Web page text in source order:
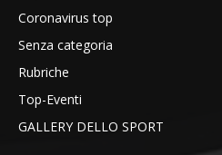
Coronavirus top
Senza categoria
Rubriche
Top-Eventi
GALLERY DELLO SPORT